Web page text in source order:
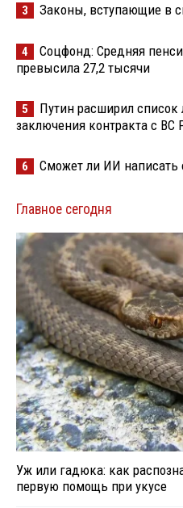
3 Законы, вступающие в
4
Соцфонд: Средняя
превысила 27,2 тысячи
5
Путин расширил
заключения контракта с ВС
6 Сможет ли ИИ написать
Главное сегодня
Уж или гадюка: как
первую помощь при укусе